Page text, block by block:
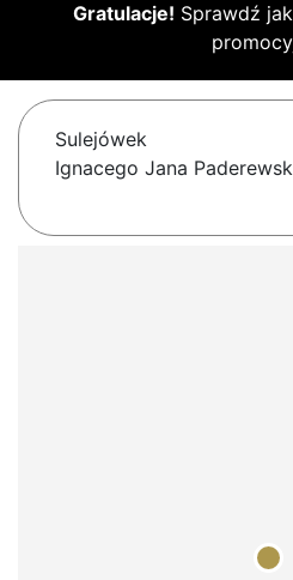
Gratulacje! Sprawdź
Sulejówek
Ignacego Jana